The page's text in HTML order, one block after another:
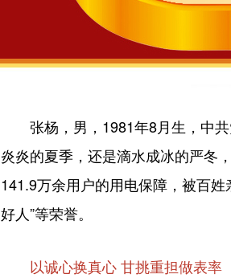
张杨，男，1981年8月生，中共
炎炎的夏季，还是滴水成冰的严冬
141.9万余用户的用电保障，被百姓
好人”等荣誉。
以诚心换真心 甘挑重担做表率